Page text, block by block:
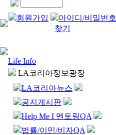
회원가입
아이디/비밀번호
찾기
Life Info
LA코리아정보광장
LA코리아뉴스
공지게시판
Help Me I 멘토링QA
법률/이민/비자QA